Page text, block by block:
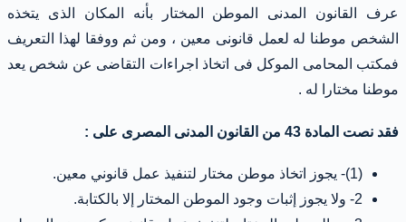
عرف القانون المدنى الموطن المختار بأنه المكان الذى يتخذه
الشخص موطنا له لعمل قانونى معين ، ومن ثم ووفقا لهذا التعريف
فمكتب المحامى الموكل فى اتخاذ اجراءات التقاضى عن شخص يعد
موطنا مختارا له .
فقد نصت المادة 43 من القانون المدنى المصرى على :
(1)- يجوز اتخاذ موطن مختار لتنفيذ عمل قانوني معين.
2- ولا يجوز إثبات وجود الموطن المختار إلا بالكتابة.